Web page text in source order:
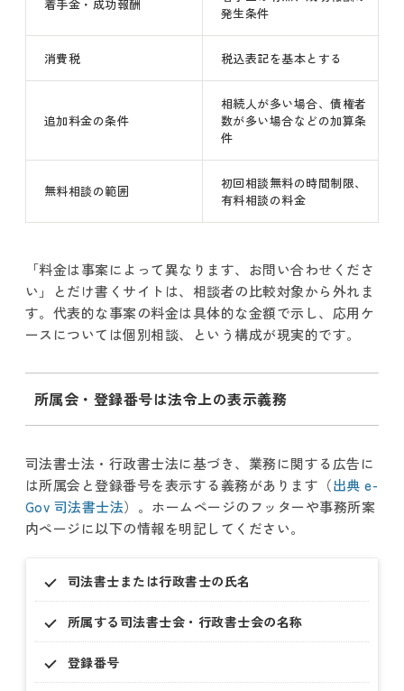
着手金・成功報酬
発生条件
消費税 税込表記を基本とする
追加料金の条件
相続人が多い場合、債権者
数が多い場合などの加算条
件
無料相談の範囲
初回相談無料の時間制限、
有料相談の料金
「料金は事案によって異なります、お問い合わせくださ
い」とだけ書くサイトは、相談者の比較対象から外れま
す。代表的な事案の料金は具体的な金額で示し、応用ケ
ースについては個別相談、という構成が現実的です。
所属会・登録番号は法令上の表示義務
司法書士法・行政書士法に基づき、業務に関する広告に
は所属会と登録番号を表示する義務があります（出典 e-
Gov 司法書士法）。ホームページのフッターや事務所案
内ページに以下の情報を明記してください。
司法書士または行政書士の氏名
所属する司法書士会・行政書士会の名称
登録番号